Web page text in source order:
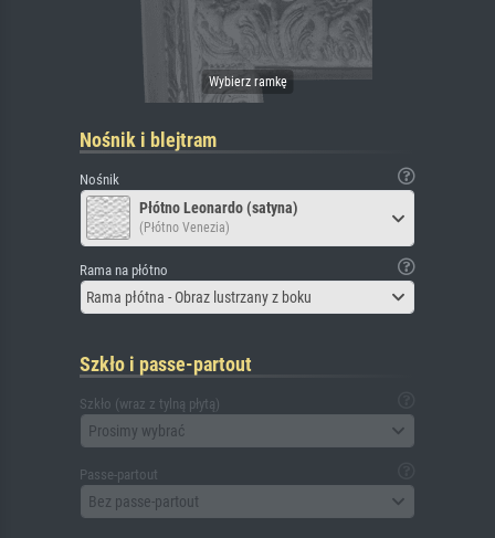
Nośnik i blejtram
Nośnik
Płótno Leonardo (satyna)
(Płótno Venezia)
Rama na płótno
Rama płótna - Obraz lustrzany z boku
Szkło i passe-partout
Szkło (wraz z tylną płytą)
Prosimy wybrać
Passe-partout
Bez passe-partout